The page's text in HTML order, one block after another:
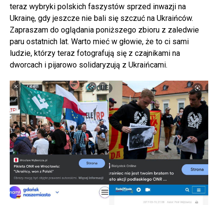
teraz wybryki polskich faszystów sprzed inwazji na
Ukrainę, gdy jeszcze nie bali się szczuć na Ukraińców.
Zapraszam do oglądania poniższego zbioru z zaledwie
paru ostatnich lat. Warto mieć w głowie, że to ci sami
ludzie, którzy teraz fotografują się z czajnikami na
dworcach i pijarowo solidaryzują z Ukraińcami.